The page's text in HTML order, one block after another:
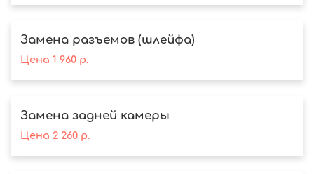
Замена разъемов (шлейфа)
Цена 1 960р.
Замена задней камеры
Цена 2 260р.